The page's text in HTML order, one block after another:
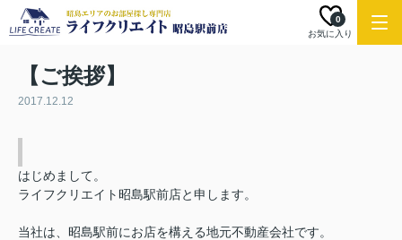
お気に入り
0
【ご挨拶】
2017.12.12
はじめまして。
ライフクリエイト昭島駅前店と申します。
当社は、昭島駅前にお店を構える地元不動産会社です。